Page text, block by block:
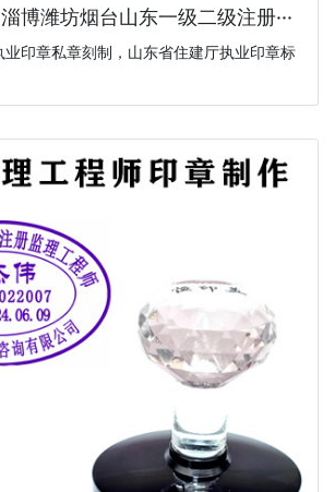
博潍坊烟台山东一级二级注册···
印章私章刻制，山东省住建厅执业印章标